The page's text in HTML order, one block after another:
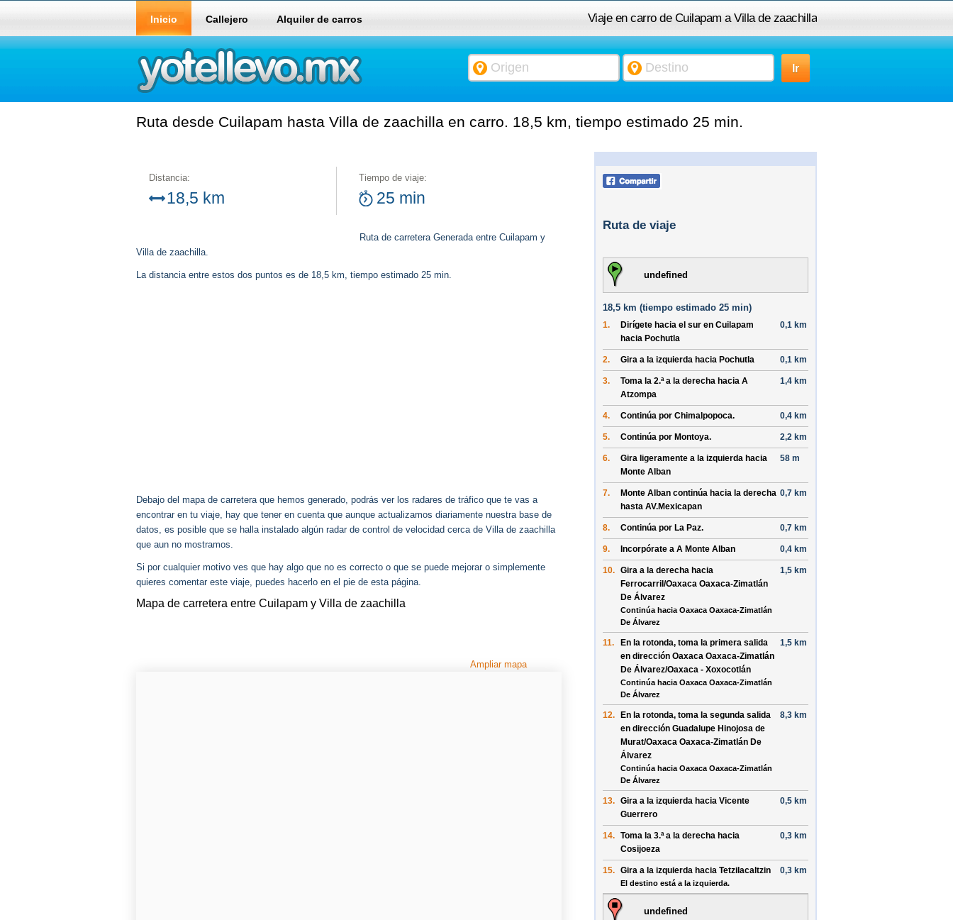
Viaje en carro de Cuilapam a Villa de zaachilla
Inicio Callejero Alquiler de carros
Ruta desde Cuilapam hasta Villa de zaachilla en carro. 18,5 km, tiempo estimado 25 min.
Distancia:
18,5 km
Tiempo de viaje:
25 min
Ruta de carretera Generada entre Cuilapam y
Villa de zaachilla.
La distancia entre estos dos puntos es de 18,5 km, tiempo estimado 25 min.
Debajo del mapa de carretera que hemos generado, podrás ver los radares de tráfico que te vas a
encontrar en tu viaje, hay que tener en cuenta que aunque actualizamos diariamente nuestra base de
datos, es posible que se halla instalado algún radar de control de velocidad cerca de Villa de zaachilla
que aun no mostramos.
Si por cualquier motivo ves que hay algo que no es correcto o que se puede mejorar o simplemente
quieres comentar este viaje, puedes hacerlo en el pie de esta página.
Mapa de carretera entre Cuilapam y Villa de zaachilla
Ampliar mapa
Ruta de viaje
undefined
18,5 km (tiempo estimado 25 min)
1. Dirígete hacia el sur en Cuilapam
hacia Pochutla
0,1 km
2. Gira a la izquierda hacia Pochutla 0,1 km
3. Toma la 2.ª a la derecha hacia A
Atzompa
1,4 km
4. Continúa por Chimalpopoca. 0,4 km
5. Continúa por Montoya. 2,2 km
6. Gira ligeramente a la izquierda hacia
Monte Alban
58 m
7. Monte Alban continúa hacia la derecha
hasta AV.Mexicapan
0,7 km
8. Continúa por La Paz. 0,7 km
9. Incorpórate a A Monte Alban 0,4 km
10. Gira a la derecha hacia
Ferrocarril/Oaxaca Oaxaca-Zimatlán
De Álvarez
Continúa hacia Oaxaca Oaxaca-Zimatlán
De Álvarez
1,5 km
11. En la rotonda, toma la primera salida
en dirección Oaxaca Oaxaca-Zimatlán
De Álvarez/Oaxaca - Xoxocotlán
Continúa hacia Oaxaca Oaxaca-Zimatlán
De Álvarez
1,5 km
12. En la rotonda, toma la segunda salida
en dirección Guadalupe Hinojosa de
Murat/Oaxaca Oaxaca-Zimatlán De
Álvarez
Continúa hacia Oaxaca Oaxaca-Zimatlán
De Álvarez
8,3 km
13. Gira a la izquierda hacia Vicente
Guerrero
0,5 km
14. Toma la 3.ª a la derecha hacia
Cosijoeza
0,3 km
15. Gira a la izquierda hacia Tetzilacaltzin
El destino está a la izquierda.
0,3 km
undefined